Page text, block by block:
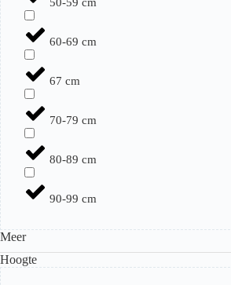
50-59 cm
60-69 cm
67 cm
70-79 cm
80-89 cm
90-99 cm
Meer
Hoogte